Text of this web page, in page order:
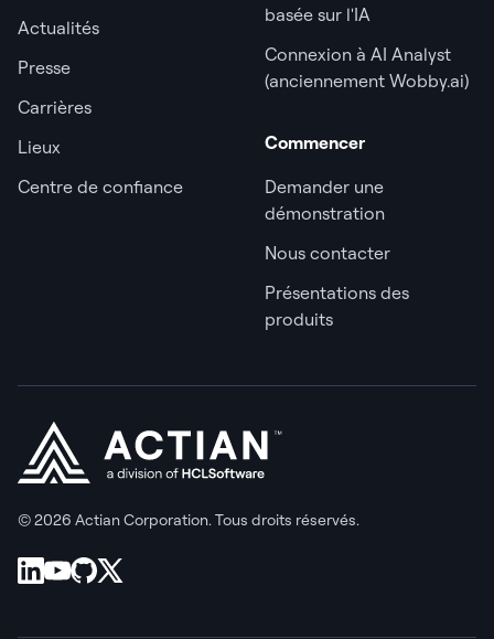
Actualités
Presse
Carrières
Lieux
Centre de confiance
basée sur l'IA
Connexion à AI Analyst
(anciennement Wobby.ai)
Commencer
Demander une
démonstration
Nous contacter
Présentations des
produits
© 2026 Actian Corporation. Tous droits réservés.